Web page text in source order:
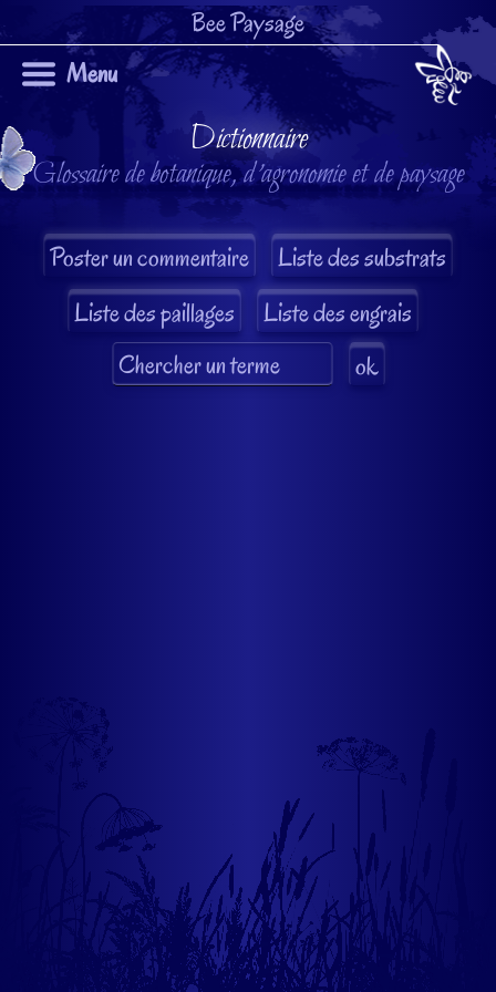
Bee Paysage
Menu
Dictionnaire
Glossaire de botanique, d'agronomie et de paysage
Liste des substrats
Liste des paillages
Liste des engrais